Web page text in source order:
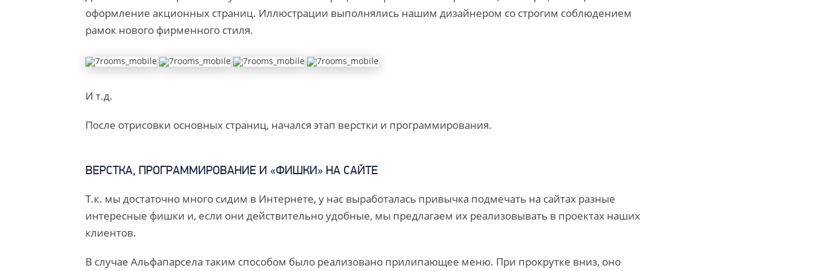
оформление акционных страниц. Иллюстрации выполнялись нашим дизайнером со строгим соблюдением
рамок нового фирменного стиля.
И т.д.
После отрисовки основных страниц, начался этап верстки и программирования.
ВЕРСТКА, ПРОГРАММИРОВАНИЕ И «ФИШКИ» НА САЙТЕ
Т.к. мы достаточно много сидим в Интернете, у нас выработалась привычка подмечать на сайтах разные
интересные фишки и, если они действительно удобные, мы предлагаем их реализовывать в проектах наших
клиентов.
В случае Альфапарсела таким способом было реализовано прилипающее меню. При прокрутке вниз, оно